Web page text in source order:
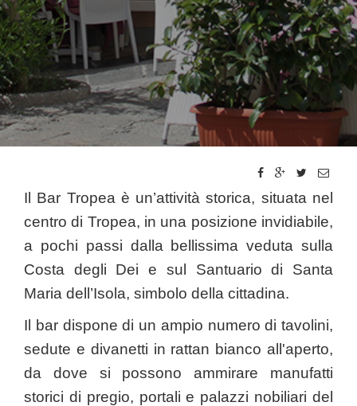
Il Bar Tropea è un’attività storica, situata nel
centro di Tropea, in una posizione invidiabile,
a pochi passi dalla bellissima veduta sulla
Costa degli Dei e sul Santuario di Santa
Maria dell’Isola, simbolo della cittadina.
Il bar dispone di un ampio numero di tavolini,
sedute e divanetti in rattan bianco all'aperto,
da dove si possono ammirare manufatti
storici di pregio, portali e palazzi nobiliari del